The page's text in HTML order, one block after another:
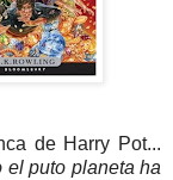
de Harry Pot...
el puto planeta ha